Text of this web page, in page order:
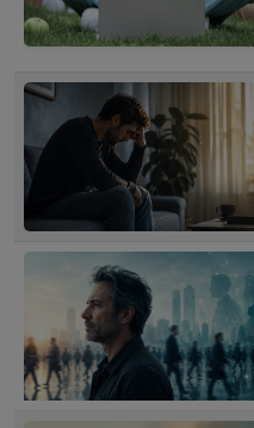
Comité editorial
Ref. Bibliográficas
INTRODUCCIÓN A LA
Jose Ramon Gutiérrez